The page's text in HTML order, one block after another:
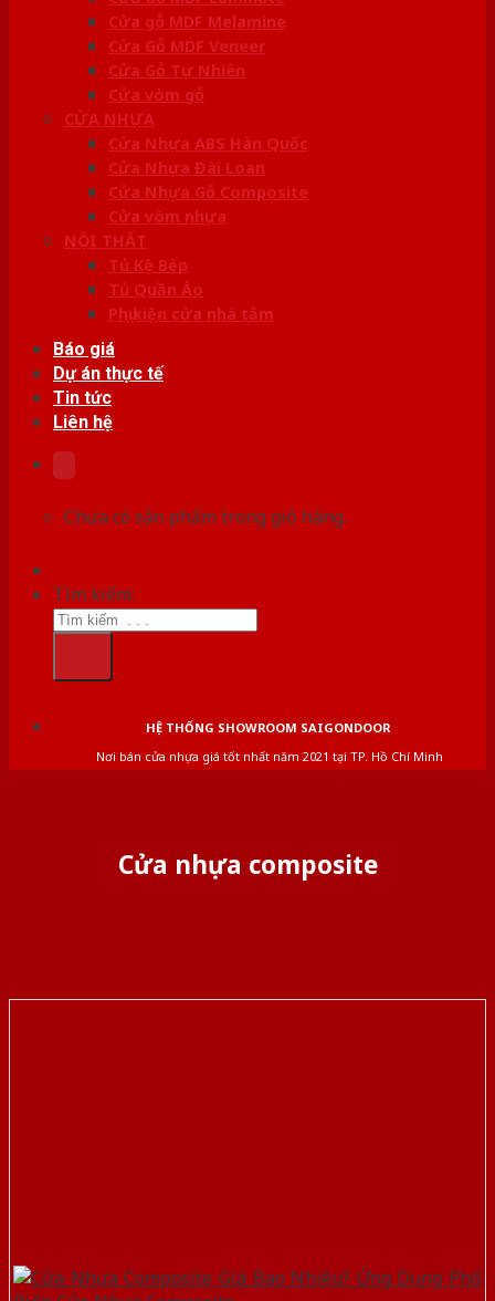
Cửa gỗ MDF Melamine
Cửa Gỗ MDF Veneer
Cửa Gỗ Tự Nhiên
Cửa vòm gỗ
CỬA NHỰA
Cửa Nhựa ABS Hàn Quốc
Cửa Nhựa Đài Loan
Cửa Nhựa Gỗ Composite
Cửa vòm nhựa
NỘI THẤT
Tủ Kệ Bếp
Tủ Quần Áo
Phụ kiện cửa nhà tắm
Báo giá
Dự án thực tế
Tin tức
Liên hệ
Chưa có sản phẩm trong giỏ hàng.
Tìm kiếm:
HỆ THỐNG SHOWROOM SAIGONDOOR
Nơi bán cửa nhựa giá tốt nhất năm 2021 tại TP. Hồ Chí Minh
Cửa nhựa composite